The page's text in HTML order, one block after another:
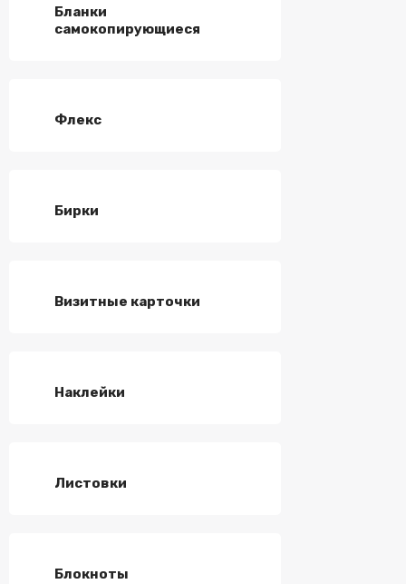
Бланки
самокопирующиеся
Флекс
Бирки
Визитные карточки
Наклейки
Листовки
Блокноты